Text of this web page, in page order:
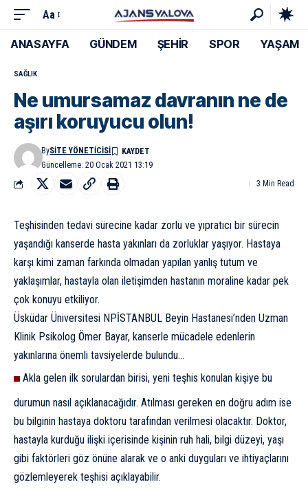
Aa
ANASAYFA GÜNDEM ŞEHİR SPOR YAŞAM
SAĞLIK
Ne umursamaz davranın ne de
aşırı koruyucu olun!
Güncelleme: 20 Ocak 2021 13:19
BySITE YÖNETICISI
3 Min Read
Teşhisinden tedavi sürecine kadar zorlu ve yıpratıcı bir sürecin
yaşandığı kanserde hasta yakınları da zorluklar yaşıyor. Hastaya
karşı kimi zaman farkında olmadan yapılan yanlış tutum ve
yaklaşımlar, hastayla olan iletişimden hastanın moraline kadar pek
çok konuyu etkiliyor.
Üsküdar Üniversitesi NPİSTANBUL Beyin Hastanesi’nden Uzman
Klinik Psikolog Ömer Bayar, kanserle mücadele edenlerin
yakınlarına önemli tavsiyelerde bulundu…
Akla gelen ilk sorulardan birisi, yeni teşhis konulan kişiye bu
durumun nasıl açıklanacağıdır. Atılması gereken en doğru adım ise
bu bilginin hastaya doktoru tarafından verilmesi olacaktır. Doktor,
hastayla kurduğu ilişki içerisinde kişinin ruh hali, bilgi düzeyi, yaşı
gibi faktörleri göz önüne alarak ve o anki duyguları ve ihtiyaçlarını
gözlemleyerek teşhisi açıklayabilir.